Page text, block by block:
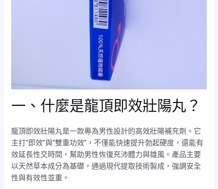
一、什麼是龍頂即效壯陽丸？
龍頂即效壯陽丸是一款專為男性設計的高效壯陽補充劑。它
主打“即效”與“雙重功效”，不僅能快速提升勃起硬度，還能有
效延長性交時間，幫助男性恢復充沛體力與雄風。產品主要
以天然草本成分為基礎，通過現代提取技術製成，強調安全
性與有效性並重。